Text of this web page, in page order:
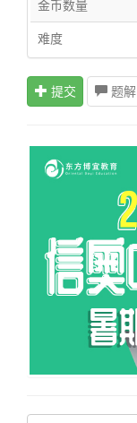
金币数量
难度
提交 题解